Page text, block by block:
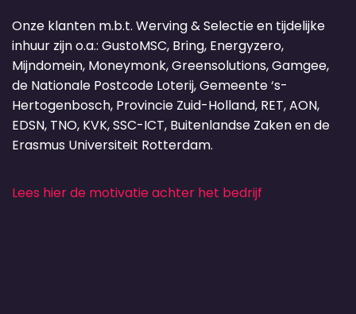
Onze klanten m.b.t. Werving & Selectie en tijdelijke
inhuur zijn o.a.: GustoMSC, Bring, Energyzero,
Mijndomein, Moneymonk, Greensolutions, Gamgee,
de Nationale Postcode Loterij, Gemeente ‘s-
Hertogenbosch, Provincie Zuid-Holland, RET, AON,
EDSN, TNO, KVK, SSC-ICT, Buitenlandse Zaken en de
Erasmus Universiteit Rotterdam.
Lees hier de motivatie achter het bedrijf